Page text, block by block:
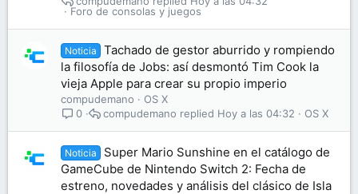
Foro de consolas y juegos
Noticia
Tachado de gestor aburrido y rompiendo
la filosofía de Jobs: así desmontó Tim Cook la
vieja Apple para crear su propio imperio
compudemano
OS X
0
OS X
Hoy a las 04:32
compudemano
Noticia
Super Mario Sunshine en el catálogo de
GameCube de Nintendo Switch 2: Fecha de
estreno, novedades y análisis del clásico de Isla